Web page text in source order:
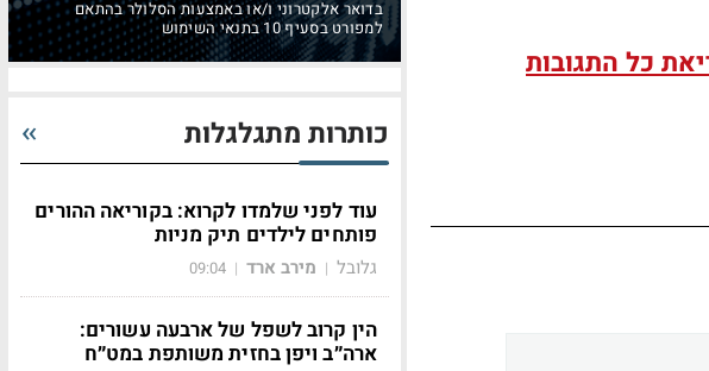
כל התגובות
בדואר אלקטרוני ו/או באמצעות הסלולר בהתאם
למפורט בסעיף 10 בתנאי השימוש
כותרות מתגלגלות
עוד לפני שלמדו לקרוא: בקוריאה ההורים
פותחים לילדים תיק מניות
גלובל | מירב ארד |
09:04
הין קרוב לשפל של ארבעה עשורים:
ארה״ב ויפן בחזית משותפת במט״ח